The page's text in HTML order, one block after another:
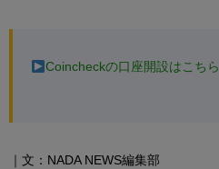
Coincheckの口座開設はこちら
｜文：NADA NEWS編集部